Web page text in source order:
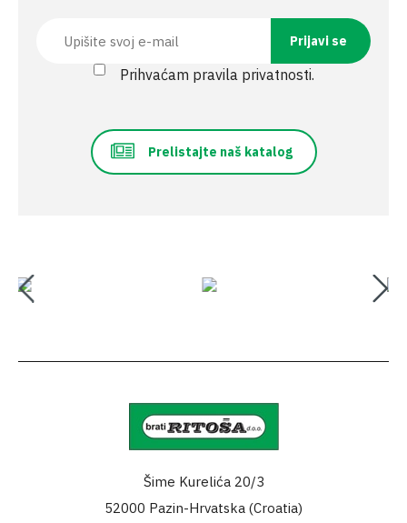
Prihvaćam pravila privatnosti.
Prelistajte naš katalog
Šime Kurelića 20/3
52000 Pazin-Hrvatska (Croatia)